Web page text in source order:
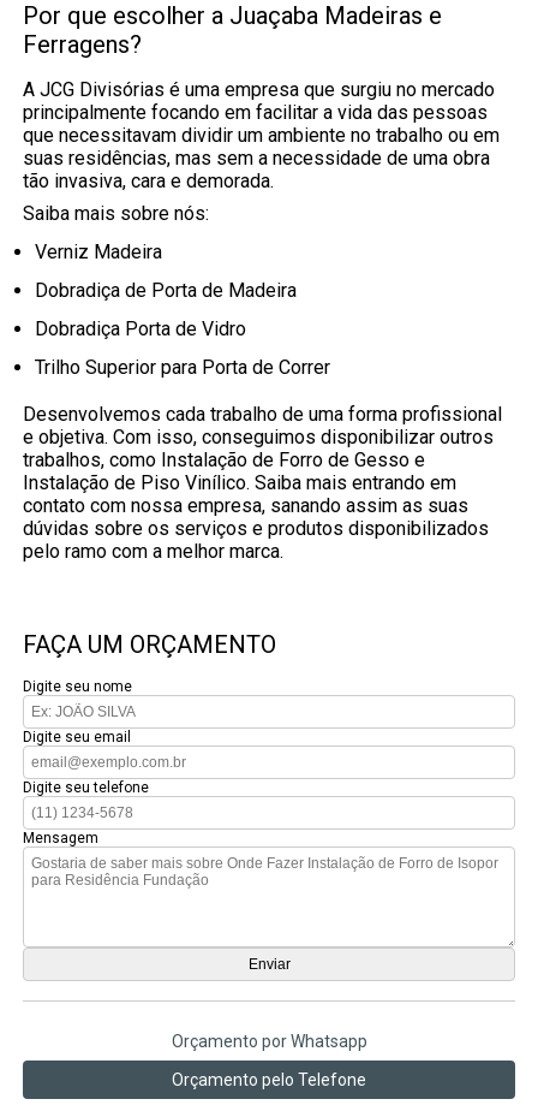
Por que escolher a Juaçaba Madeiras e
Ferragens?
A JCG Divisórias é uma empresa que surgiu no mercado
principalmente focando em facilitar a vida das pessoas
que necessitavam dividir um ambiente no trabalho ou em
suas residências, mas sem a necessidade de uma obra
tão invasiva, cara e demorada.
Saiba mais sobre nós:
Verniz Madeira
Dobradiça de Porta de Madeira
Dobradiça Porta de Vidro
Trilho Superior para Porta de Correr
Desenvolvemos cada trabalho de uma forma profissional
e objetiva. Com isso, conseguimos disponibilizar outros
trabalhos, como Instalação de Forro de Gesso e
Instalação de Piso Vinílico. Saiba mais entrando em
contato com nossa empresa, sanando assim as suas
dúvidas sobre os serviços e produtos disponibilizados
pelo ramo com a melhor marca.
FAÇA UM ORÇAMENTO
Digite seu nome
Digite seu email
Digite seu telefone
Mensagem
Orçamento por Whatsapp
Orçamento pelo Telefone